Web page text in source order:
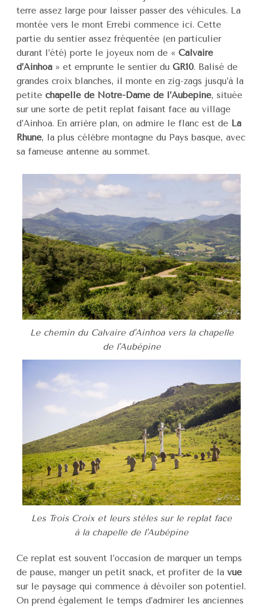
terre assez large pour laisser passer des véhicules. La
montée vers le mont Errebi commence ici. Cette
partie du sentier assez fréquentée (en particulier
durant l’été) porte le joyeux nom de « Calvaire
d’Ainhoa » et emprunte le sentier du GR10. Balisé de
grandes croix blanches, il monte en zig-zags jusqu’à la
petite chapelle de Notre-Dame de l’Aubépine, située
sur une sorte de petit replat faisant face au village
d’Ainhoa. En arrière plan, on admire le flanc est de La
Rhune, la plus célèbre montagne du Pays basque, avec
sa fameuse antenne au sommet.
Le chemin du Calvaire d'Ainhoa vers la chapelle
de l'Aubépine
Les Trois Croix et leurs stèles sur le replat face
à la chapelle de l'Aubépine
Ce replat est souvent l’occasion de marquer un temps
de pause, manger un petit snack, et profiter de la vue
sur le paysage qui commence à dévoiler son potentiel.
On prend également le temps d’admirer les anciennes